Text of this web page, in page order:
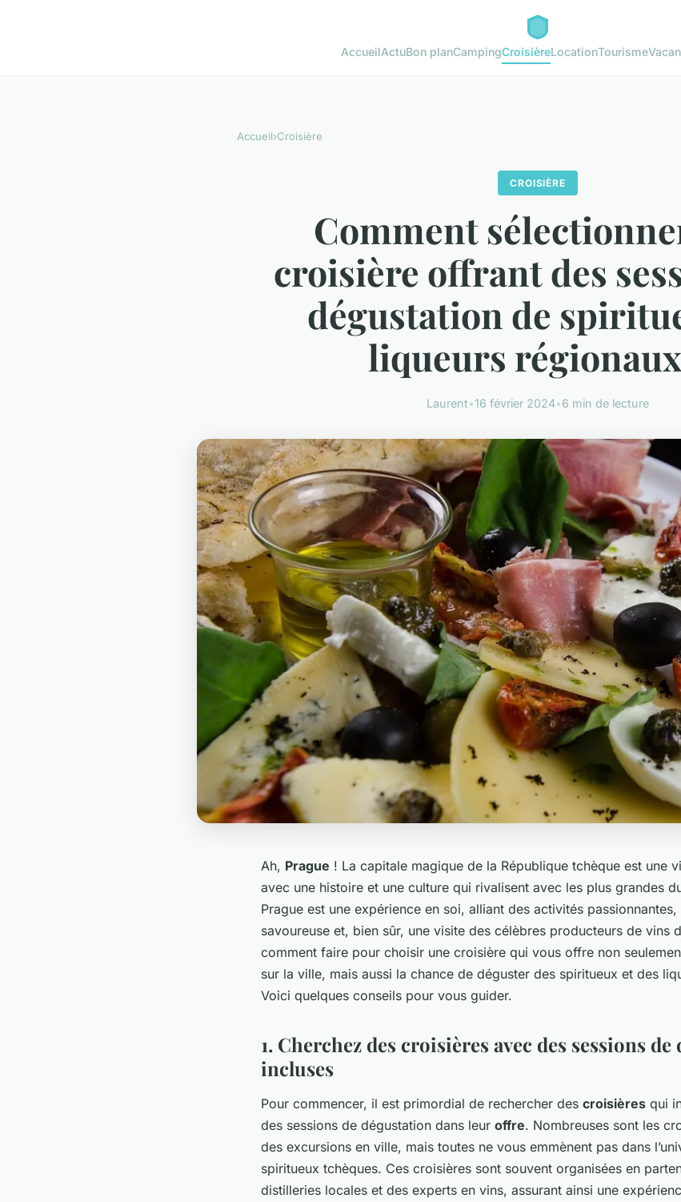
AccueilActuBon planCampingCroisièreLocationTourisme
Accueil›Croisière
CROISIÈRE
Comment
croisière offrant des
dégustation de
liqueurs
Laurent•16 février 2024•6 min de lecture
Ah, Prague ! La capitale magique de la République tchèque est une
avec une histoire et une culture qui rivalisent avec les plus grandes
Prague est une expérience en soi, alliant des activités passionnantes,
savoureuse et, bien sûr, une visite des célèbres producteurs de vins
comment faire pour choisir une croisière qui vous offre non
sur la ville, mais aussi la chance de déguster des spiritueux et des
Voici quelques conseils pour vous guider.
1. Cherchez des croisières avec des sessions
incluses
Pour commencer, il est primordial de rechercher des croisières qui
des sessions de dégustation dans leur offre. Nombreuses sont les
des excursions en ville, mais toutes ne vous emmènent pas dans
spiritueux tchèques. Ces croisières sont souvent organisées en
distilleries locales et des experts en vins, assurant ainsi une